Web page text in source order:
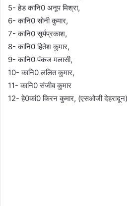
5- हेड कानि0 अनूप मिश्रा,
6- कानि0 सोनी कुमार,
7- कानि0 सूर्यप्रकाश,
8- कानि0 हितेश कुमार,
9- कानि0 पंकज मलासी,
10- कानि0 ललित कुमार,
11- कानि0 संजीव कुमार
12- हे0कां0 किरन कुमार, (एसओजी देहरादून)